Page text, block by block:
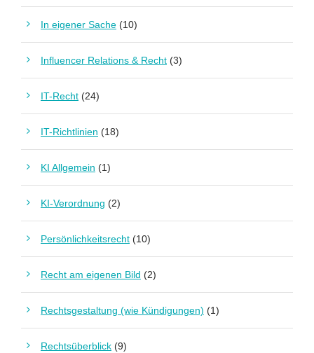
In eigener Sache (10)
Influencer Relations & Recht (3)
IT-Recht (24)
IT-Richtlinien (18)
KI Allgemein (1)
KI-Verordnung (2)
Persönlichkeitsrecht (10)
Recht am eigenen Bild (2)
Rechtsgestaltung (wie Kündigungen) (1)
Rechtsüberblick (9)